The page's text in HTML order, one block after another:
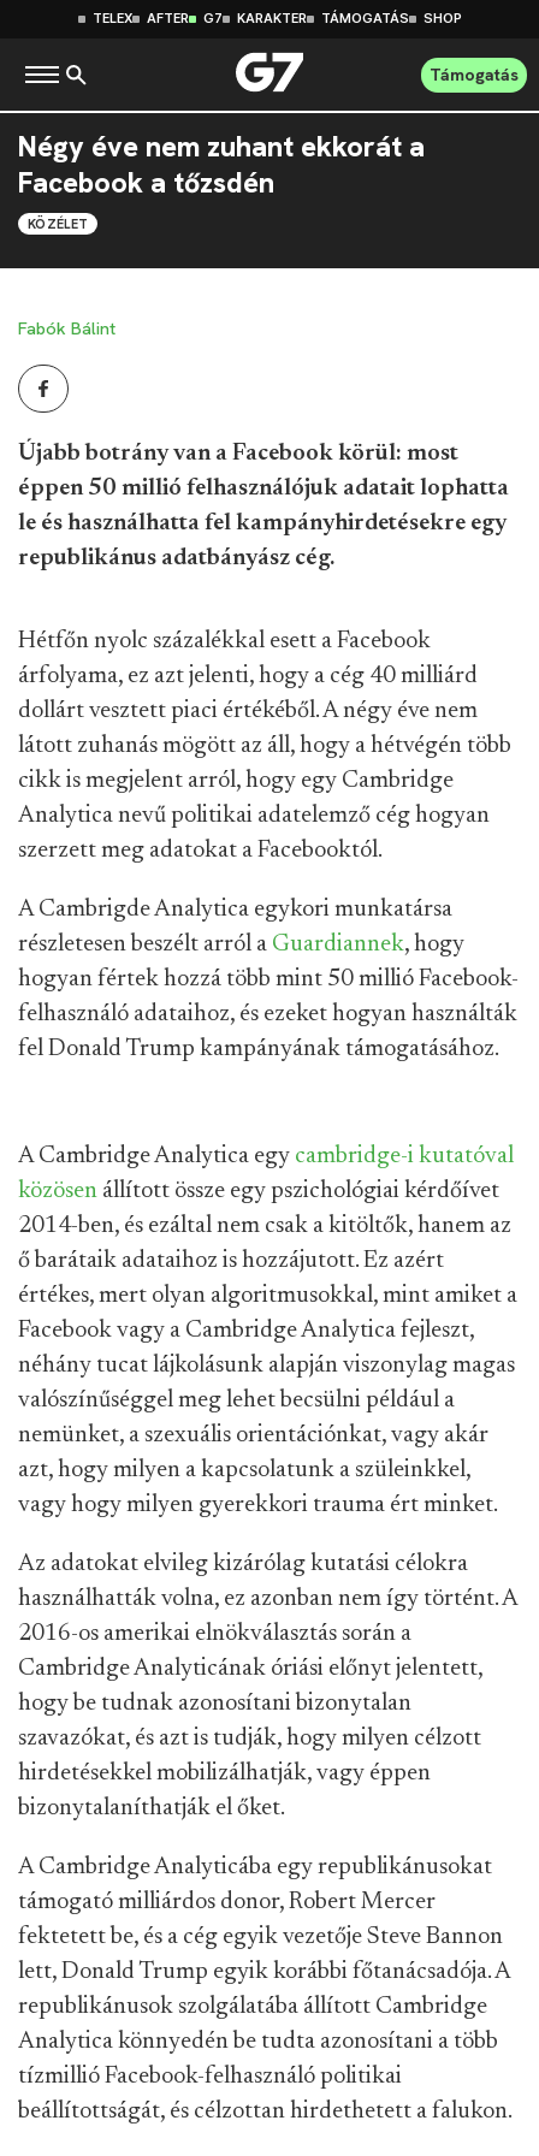
TELEX AFTER G7 KARAKTER TÁMOGATÁS SHOP
Támogatás
Négy éve nem zuhant ekkorát a
Facebook a tőzsdén
KÖZÉLET
Fabók Bálint
Újabb botrány van a Facebook körül: most
éppen 50 millió felhasználójuk adatait lophatta
le és használhatta fel kampányhirdetésekre egy
republikánus adatbányász cég.
Hétfőn nyolc százalékkal esett a Facebook
árfolyama, ez azt jelenti, hogy a cég 40 milliárd
dollárt vesztett piaci értékéből. A négy éve nem
látott zuhanás mögött az áll, hogy a hétvégén több
cikk is megjelent arról, hogy egy Cambridge
Analytica nevű politikai adatelemző cég hogyan
szerzett meg adatokat a Facebooktól.
A Cambrigde Analytica egykori munkatársa
részletesen beszélt arról a Guardiannek, hogy
hogyan fértek hozzá több mint 50 millió Facebook-
felhasználó adataihoz, és ezeket hogyan használták
fel Donald Trump kampányának támogatásához.
A Cambridge Analytica egy cambridge-i kutatóval
közösen állított össze egy pszichológiai kérdőívet
2014-ben, és ezáltal nem csak a kitöltők, hanem az
ő barátaik adataihoz is hozzájutott. Ez azért
értékes, mert olyan algoritmusokkal, mint amiket a
Facebook vagy a Cambridge Analytica fejleszt,
néhány tucat lájkolásunk alapján viszonylag magas
valószínűséggel meg lehet becsülni például a
nemünket, a szexuális orientációnkat, vagy akár
azt, hogy milyen a kapcsolatunk a szüleinkkel,
vagy hogy milyen gyerekkori trauma ért minket.
Az adatokat elvileg kizárólag kutatási célokra
használhatták volna, ez azonban nem így történt. A
2016-os amerikai elnökválasztás során a
Cambridge Analyticának óriási előnyt jelentett,
hogy be tudnak azonosítani bizonytalan
szavazókat, és azt is tudják, hogy milyen célzott
hirdetésekkel mobilizálhatják, vagy éppen
bizonytalaníthatják el őket.
A Cambridge Analyticába egy republikánusokat
támogató milliárdos donor, Robert Mercer
fektetett be, és a cég egyik vezetője Steve Bannon
lett, Donald Trump egyik korábbi főtanácsadója. A
republikánusok szolgálatába állított Cambridge
Analytica könnyedén be tudta azonosítani a több
tízmillió Facebook-felhasználó politikai
beállítottságát, és célzottan hirdethetett a falukon.